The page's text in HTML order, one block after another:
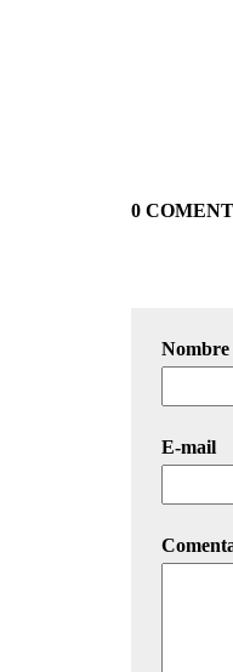
0
Nombre
E-mail